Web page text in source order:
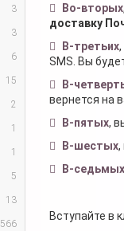
3
3
6
15
2
1
1
5
13
566
Во-вторых
доставку
В-третьих
SMS. Вы
В-
вернется на
В-пятых,
В-шестых,
В-седьмых
Вступайте в